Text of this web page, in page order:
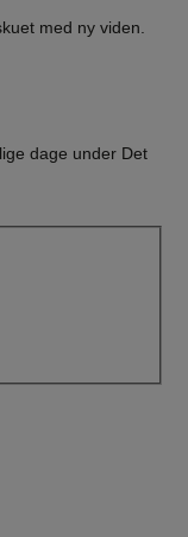
med ny viden.
dage under Det